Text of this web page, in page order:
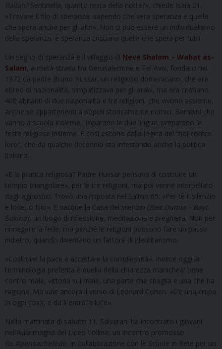
llailah? Sentinella, quanto resta della notte?», chiede Isaia 21.
«Trovare il filo di speranza, sapendo che vera speranza è quella
che spera anche per gli altri». Non ci può essere un individualismo
della speranza, è speranza cristiana quella che spera per tutti.
Un segno di speranza è il villaggio di Neve Shalom – Wahat as-
Salam, a metà strada tra Gerusalemme e Tel Aviv, fondato nel
1972 da padre Bruno Hussar, un religioso domenicano, che era
ebreo di nazionalità, simpatizzava per gli arabi, ma era cristiano.
400 abitanti di due nazionalità e tre religioni, che vivono assieme,
anche se appartenenti a popoli storicamente nemici. Bambini che
vanno a scuola insieme, imparano le due lingue, preparano le
feste religiose insieme. E così escono dalla logica del “noi contro
loro”, che da qualche decennio sta infestando anche la politica
italiana.
«E la pratica religiosa? Padre Hussar pensava di costruire un
tempio triangolare», per le tre religioni, ma poi venne interpellato
dagli agnostici. Trovò una risposta nel Salmo 65: «Per te il silenzio
è lode, o Dio». E nacque la Casa del silenzio (Beit Dumia – Bayt
Sakina), un luogo di riflessione, meditazione e preghiera. Non per
rinnegare la fede, ma perché le religioni possono fare un passo
indietro, quando diventano un fattore di identitarismo.
«Costruire la pace è accettare la complessità». Invece oggi la
terminologia preferita è quella della chiarezza manichea: bene
contro male, vittoria sul male, una parte che sbaglia e una che ha
ragione. Ma vale ancora il verso di Leonard Cohen: «C’è una crepa
in ogni cosa, e da lì entra la luce».
Nella mattinata di sabato 11, Salvarani ha incontrato i giovani
nell’Aula magna del Liceo Lollino; un incontro promosso
da #pensachefede, in collaborazione con le Scuole in Rete per un